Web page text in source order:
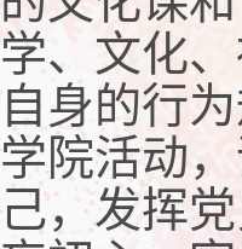
学、文化
自身的行
学院活动
己，发挥